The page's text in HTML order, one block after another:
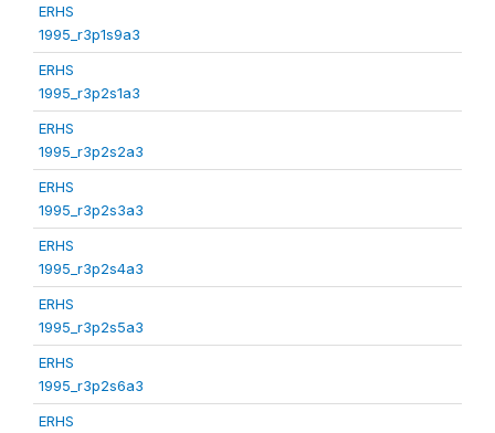
ERHS
1995_r3p1s9a3
ERHS
1995_r3p2s1a3
ERHS
1995_r3p2s2a3
ERHS
1995_r3p2s3a3
ERHS
1995_r3p2s4a3
ERHS
1995_r3p2s5a3
ERHS
1995_r3p2s6a3
ERHS